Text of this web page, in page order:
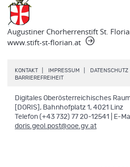
Augustiner Chorherrenstift St.
www.stift-st-florian.at
KONTAKT IMPRESSUM DATENSCHUTZ
BARRIEREFREIHEIT.
Digitales Oberösterreichisches
[DORIS], Bahnhofplatz 1, 4021 Linz
Telefon (+43 732) 77 20-12541 | E-
doris.geol.post@ooe.gv.at